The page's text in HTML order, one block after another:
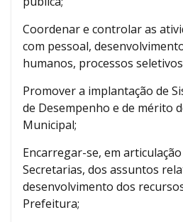
Coordenar e controlar as
com pessoal,
humanos, processos
Promover a implantação de
de Desempenho e de mérito
Municipal;
Encarregar-se, em
Secretarias, dos assuntos
desenvolvimento dos
Prefeitura;